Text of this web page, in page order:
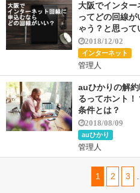
大阪でインタ
ってどの回線
ゃう？と思って
2018/12/02
インターネット
管理人
auひかりの解
るってホント
条件とは？
2018/08/09
auひかり
管理人
1 2 3